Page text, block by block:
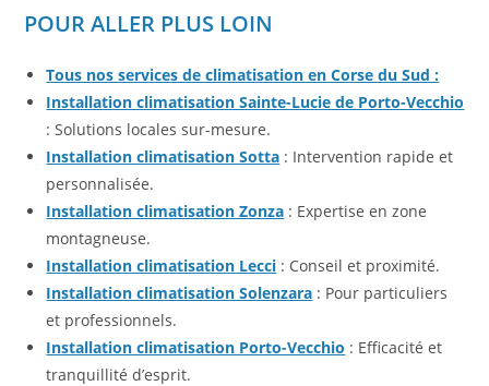
POUR ALLER PLUS LOIN
Tous nos services de climatisation en Corse du Sud :
Installation climatisation Sainte-Lucie de Porto-Vecchio
: Solutions locales sur-mesure.
Installation climatisation Sotta : Intervention rapide et
personnalisée.
Installation climatisation Zonza : Expertise en zone
montagneuse.
Installation climatisation Lecci : Conseil et proximité.
Installation climatisation Solenzara : Pour particuliers
et professionnels.
Installation climatisation Porto-Vecchio : Efficacité et
tranquillité d’esprit.